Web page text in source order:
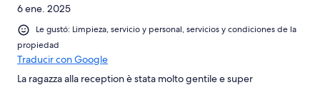
6 ene. 2025
Le gustó: Limpieza, servicio y personal, servicios y condiciones de la
propiedad
Traducir con Google
La ragazza alla reception è stata molto gentile e super